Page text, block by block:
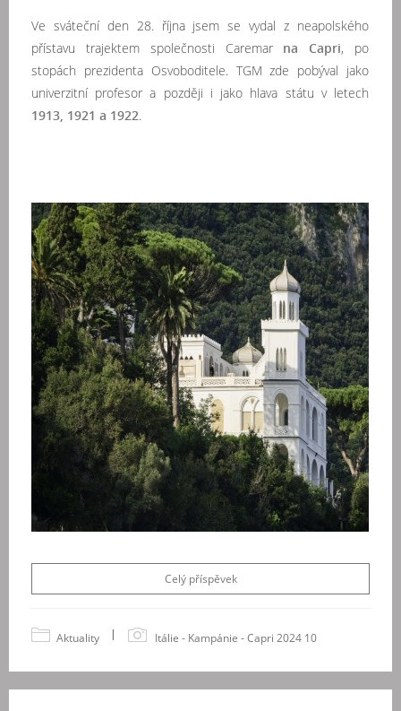
Ve sváteční den 28. října jsem se vydal z neapolského
přístavu trajektem společnosti Caremar na Capri, po
stopách prezidenta Osvoboditele. TGM zde pobýval jako
univerzitní profesor a později i jako hlava státu v letech
1913, 1921 a 1922.
Celý příspěvek
Aktuality | Itálie - Kampánie - Capri 2024 10